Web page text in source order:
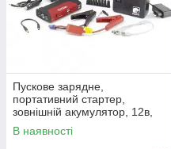
Пускове зарядне,
портативний стартер,
зовнішній акумулятор, 12в,
50800 mAh EQUUS 63913
В наявності